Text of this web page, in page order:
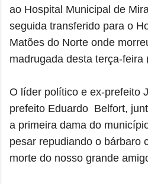
ao Hospital Municipal de
seguida transferido para o
Matões do Norte onde
madrugada desta terça-feira
O líder político e ex-prefeito
prefeito Eduardo Belfort,
a primeira dama do
pesar repudiando o bárbaro
morte do nosso grande